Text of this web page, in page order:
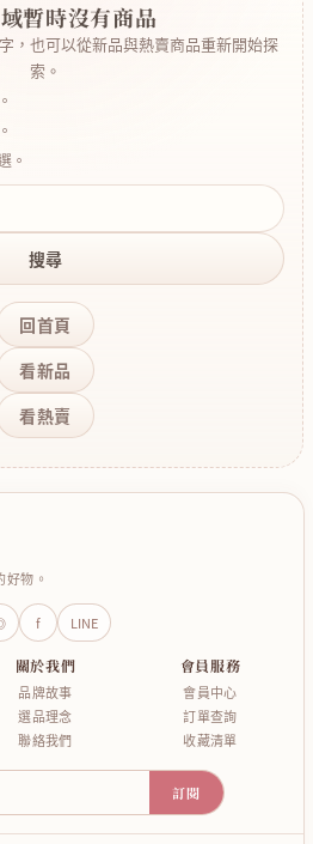
暫時沒有商品
，也可以從新品與熱賣商品重新開始探
索。
。
搜尋
回首頁
看新品
看熱賣
物。
f LINE
關於我們
品牌故事
選品理念
聯絡我們
會員服務
會員中心
訂單查詢
收藏清單
訂閱